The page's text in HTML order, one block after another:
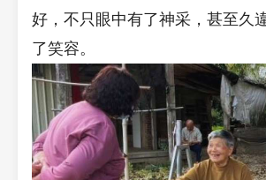
好，不只眼中有了神采，甚至久
了笑容。